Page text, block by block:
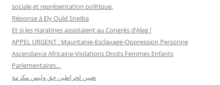
sociale et représentation politique.
Réponse à Ely Ould Sneiba
Et si les Haratines assistaient au Congrès d’Aleg !
APPEL URGENT : Mauritanie-Esclavage-Oppression Personne
Ascendance Africaine-Violations Droits Femmes Enfants
Parlementaires…
تعيين لحراطين حق وليس مكرمة